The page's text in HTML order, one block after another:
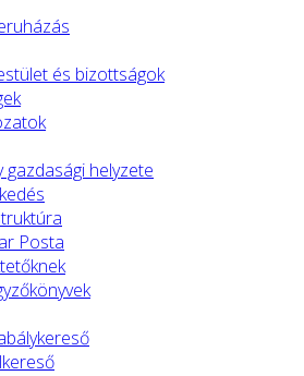
és bizottságok
gazdasági helyzete
Posta